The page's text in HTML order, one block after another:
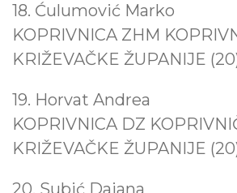
18. Ćulumović
KOPRIVNICA ZHM
KRIŽEVAČKE ŽUPANIJE
19. Horvat Andrea
KOPRIVNICA DZ
KRIŽEVAČKE ŽUPANIJE
20. Subić